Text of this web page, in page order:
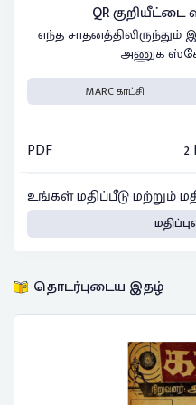
QR
எந்த
அணுக
MARC காட்சி
PDF
2
உங்கள் மதிப்பீடு மற்றும்
தொடர்புடைய இதழ்